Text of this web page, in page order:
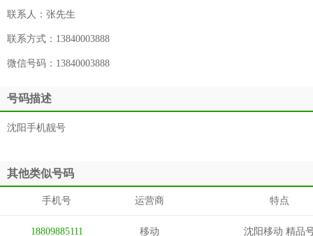
联系人： 张先生
联系方式： 13840003888
微信号码： 13840003888
号码描述
沈阳手机靓号
其他类似号码
手机号 运营商 特点
18809885111 移动 沈阳移动 精品